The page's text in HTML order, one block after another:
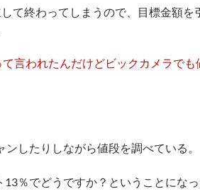
て終わってしまうので、目標金額
言われたんだけどビックカメラで
したりしながら値段を調べている。
13％でどうですか？ということにな